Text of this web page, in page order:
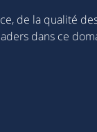
de la qualité
dans ce